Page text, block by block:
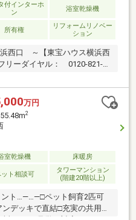
付インターホ
ン
浴室乾燥機
所有権
リフォームリノベー
ション
西口 ～【東宝ハウス横浜西
リーダイヤル： 0120-821-
万円
2
室乾燥機 床暖房
ット相談可
タワーマンション
(階建20階以上)
ト…―…―□ペット飼育2匹可
デッキで直結□充実の共用施